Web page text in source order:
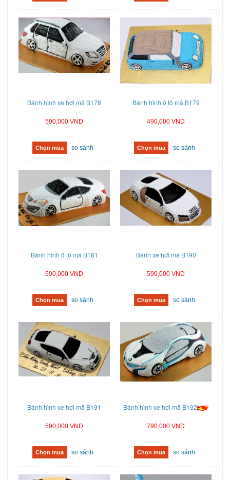
Bánh hình xe hơi mã B178
590,000 VND
Chọn mua so sánh
Bánh hình ô tô mã B179
490,000 VND
Chọn mua so sánh
Bánh hình ô tô mã B181
590,000 VND
Chọn mua so sánh
Bánh xe hơi mã B190
590,000 VND
Chọn mua so sánh
Bánh hình xe hơi mã B191
590,000 VND
Chọn mua so sánh
Bánh hình xe hơi mã B192
790,000 VND
Chọn mua so sánh